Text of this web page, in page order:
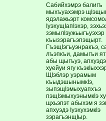
Сабийхэмрэ балигъ
мыхъуахэмрэ
ядэлажьэрт
IуэхущIапIэхэр,
зэмылIэужьыгъуэхэр
къызэрагъэпэщырт.
ГъэщIэгъуэнракъэ,
лъэпкъи, дамыгъи
абы щыгъуэ,
хуейуи ягу
ЩIэблэр уэрамым
къыдэшынымкIэ,
зыпэщIэмыхуапхъэ
пэщIэмыхуэнымкIэ
щхьэпэт абыхэм я
апхуэдэ IуэхухэмкIэ
зэрагъэнщIыр.